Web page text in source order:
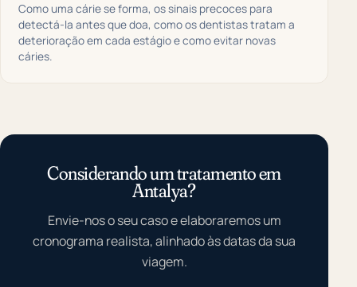
Como uma cárie se forma, os sinais precoces para
detectá-la antes que doa, como os dentistas tratam a
deterioração em cada estágio e como evitar novas
cáries.
Considerando um tratamento em
Antalya?
Envie-nos o seu caso e elaboraremos um
cronograma realista, alinhado às datas da sua
viagem.